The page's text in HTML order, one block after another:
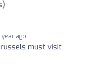
year ago
must visit